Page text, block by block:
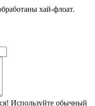
хай-флоат.
Используйте обычный